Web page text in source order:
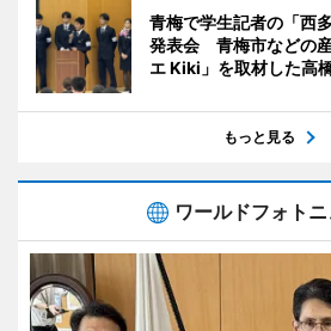
青梅で学生記者の「西
発表会 青梅市などの
エ Kiki」を取材した高
もっと見る
ワールドフォト